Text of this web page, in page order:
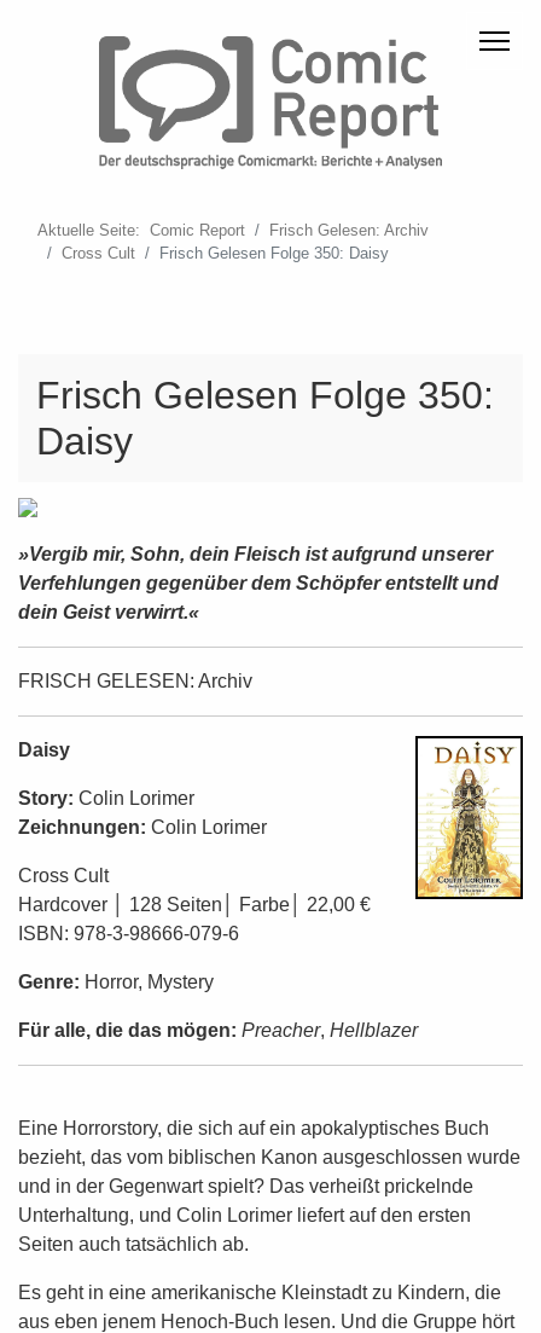
Aktuelle Seite: Comic Report
Frisch Gelesen: Archiv
Cross Cult
Frisch Gelesen Folge 350: Daisy
Frisch Gelesen Folge 350:
Daisy
»Vergib mir, Sohn, dein Fleisch ist aufgrund unserer
Verfehlungen gegenüber dem Schöpfer entstellt und
dein Geist verwirrt.«
FRISCH GELESEN: Archiv
Daisy
Story: Colin Lorimer
Zeichnungen: Colin Lorimer
Cross Cult
Hardcover │ 128 Seiten│ Farbe│ 22,00 €
ISBN: 978-3-98666-079-6
Genre: Horror, Mystery
Für alle, die das mögen: Preacher, Hellblazer
Eine Horrorstory, die sich auf ein apokalyptisches Buch
bezieht, das vom biblischen Kanon ausgeschlossen wurde
und in der Gegenwart spielt? Das verheißt prickelnde
Unterhaltung, und Colin Lorimer liefert auf den ersten
Seiten auch tatsächlich ab.
Es geht in eine amerikanische Kleinstadt zu Kindern, die
aus eben jenem Henoch-Buch lesen. Und die Gruppe hört